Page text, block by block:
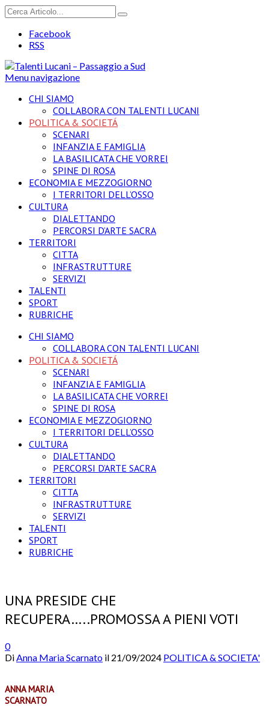
Facebook
RSS
Menu navigazione
CHI SIAMO
COLLABORA CON TALENTI LUCANI
POLITICA & SOCIETÁ
SCENARI
INFANZIA E FAMIGLIA
LA BASILICATA CHE VORREI
SPINE DI ROSA
ECONOMIA E MEZZOGIORNO
I TERRITORI DELL’OSSO
CULTURA
DIALETTANDO
PERCORSI D’ARTE SACRA
TERRITORI
CITTA
INFRASTRUTTURE
SERVIZI
TALENTI
SPORT
RUBRICHE
CHI SIAMO
COLLABORA CON TALENTI LUCANI
POLITICA & SOCIETÁ
SCENARI
INFANZIA E FAMIGLIA
LA BASILICATA CHE VORREI
SPINE DI ROSA
ECONOMIA E MEZZOGIORNO
I TERRITORI DELL’OSSO
CULTURA
DIALETTANDO
PERCORSI D’ARTE SACRA
TERRITORI
CITTA
INFRASTRUTTURE
SERVIZI
TALENTI
SPORT
RUBRICHE
UNA PRESIDE CHE
RECUPERA…..PROMOSSA A PIENI VOTI
0
DiAnna Maria Scarnato il 21/09/2024 POLITICA & SOCIETA'
ANNA MARIA
SCARNATO